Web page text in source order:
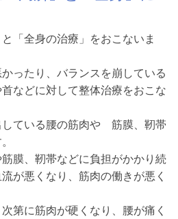
「全身の治療」をおこないま
ったり、バランスを崩している
などに対して整体治療をおこな
している腰の筋肉や 筋膜、靭帯
膜、靭帯などに負担がかかり続
が悪くなり、筋肉の働きが悪く
第に筋肉が硬くなり、腰が痛く